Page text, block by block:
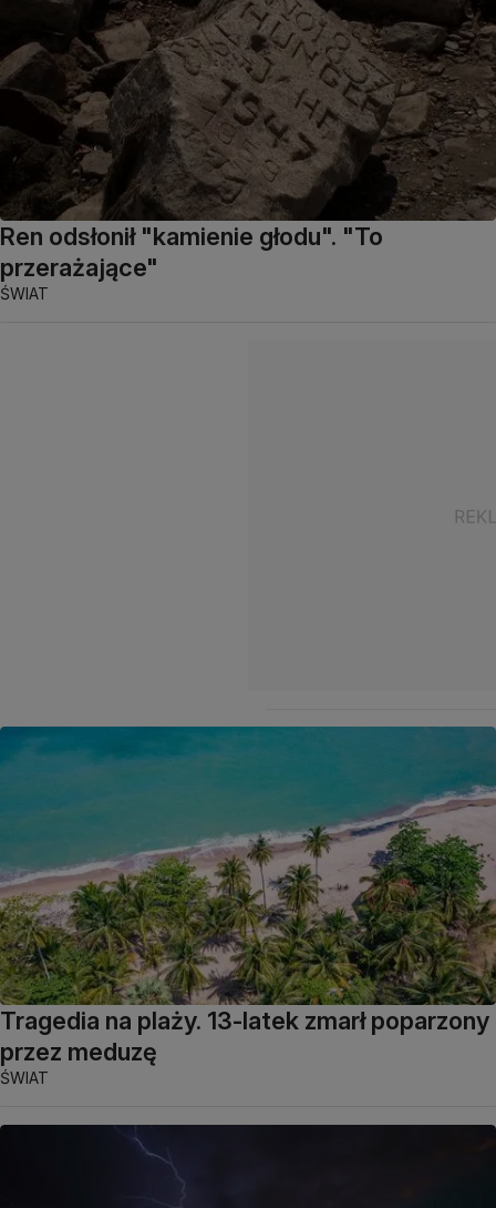
Ren odsłonił "kamienie głodu". "To
przerażające"
ŚWIAT
Tragedia na plaży. 13-latek zmarł poparzony
przez meduzę
ŚWIAT